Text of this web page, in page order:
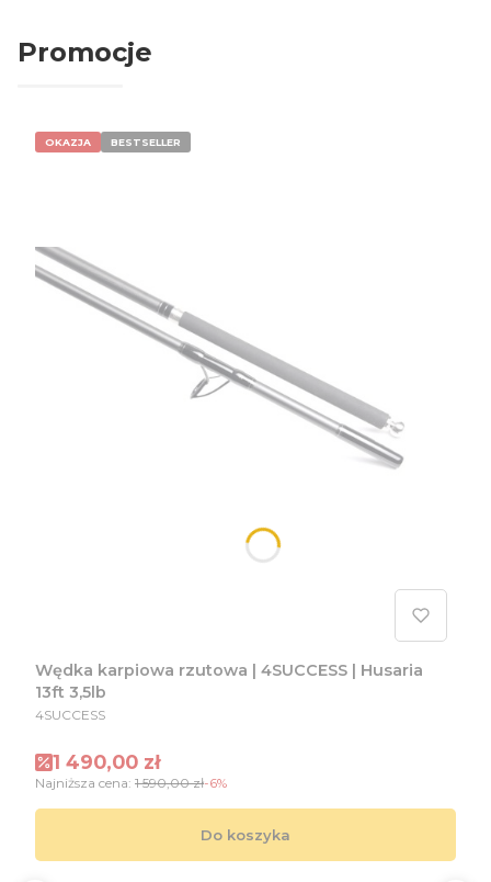
Promocje
OKAZJA BESTSELLER
Wędka karpiowa rzutowa | 4SUCCESS | Husaria
13ft 3,5lb
PRODUCENT
4SUCCESS
Cena promocyjna
1 490,00 zł
Najniższa cena: 1 590,00 zł-6%
Do koszyka